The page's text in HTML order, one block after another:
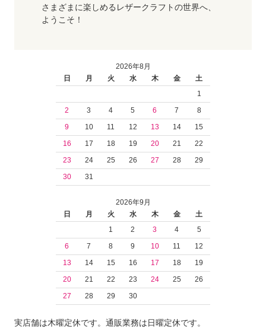
さまざまに楽しめるレザークラフトの世界へ、
ようこそ！
2026年8月
日
月 火 水 木 金
土
1
2
3 4 5 6 7
8
9
10 11 12 13 14
15
16
17 18 19 20 21
22
23
24 25 26 27 28
29
30
31
2026年9月
日
月 火 水 木 金
土
1
2 3 4
5
6
7 8 9 10 11
12
13
14 15 16 17 18
19
20
21 22 23 24 25
26
27
28 29 30
実店舗は木曜定休です。通販業務は日曜定休です。